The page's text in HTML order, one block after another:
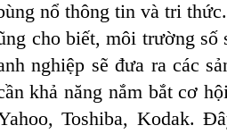
nổ thông tin và tri thức.
cho biết, môi trường số
nghiệp sẽ đưa ra các
khả năng nắm bắt cơ
Toshiba, Kodak.